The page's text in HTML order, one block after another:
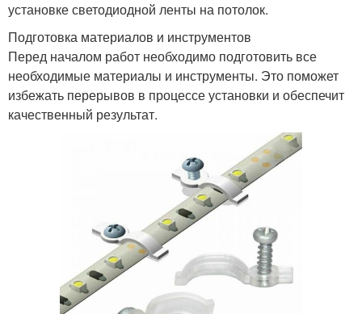
установке светодиодной ленты на потолок.
Подготовка материалов и инструментов
Перед началом работ необходимо подготовить все
необходимые материалы и инструменты. Это поможет
избежать перерывов в процессе установки и обеспечит
качественный результат.